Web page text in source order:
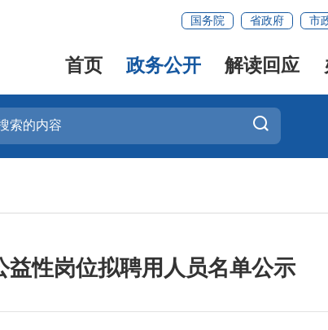
国务院 省政府 市
首页 政务公开 解读回应
益性岗位拟聘用人员名单公示